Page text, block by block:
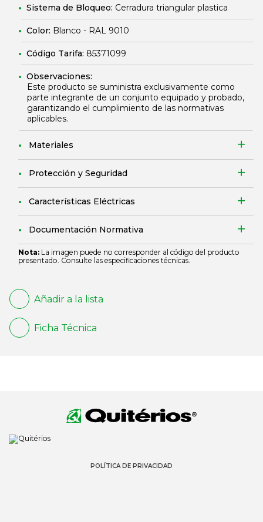
Sistema de Bloqueo: Cerradura triangular plastica
Color: Blanco - RAL 9010
Código Tarifa: 85371099
Observaciones:
Este producto se suministra exclusivamente como
parte integrante de un conjunto equipado y probado,
garantizando el cumplimiento de las normativas
aplicables.
Materiales
Protección y Seguridad
Características Eléctricas
Documentación Normativa
Nota: La imagen puede no corresponder al código del producto
presentado. Consulte las especificaciones técnicas.
Añadir a la lista
Ficha Técnica
POLÍTICA DE PRIVACIDAD